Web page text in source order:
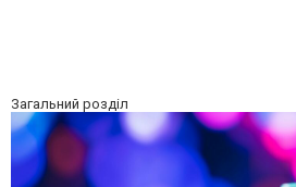
Загальний розділ